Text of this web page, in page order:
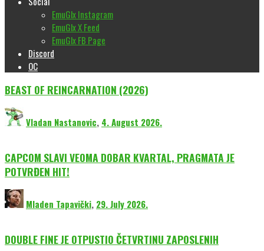
EmuGlx Instagram
EmuGlx X Feed
EmuGlx FB Page
Discord
OC
BEAST OF REINCARNATION (2026)
Vladan Nastanovic, 4. August 2026.
CAPCOM SLAVI VEOMA DOBAR KVARTAL, PRAGMATA JE
POTVRĐEN HIT!
Mladen Tapavički, 29. July 2026.
DOUBLE FINE JE OTPUSTIO ČETVRTINU ZAPOSLENIH